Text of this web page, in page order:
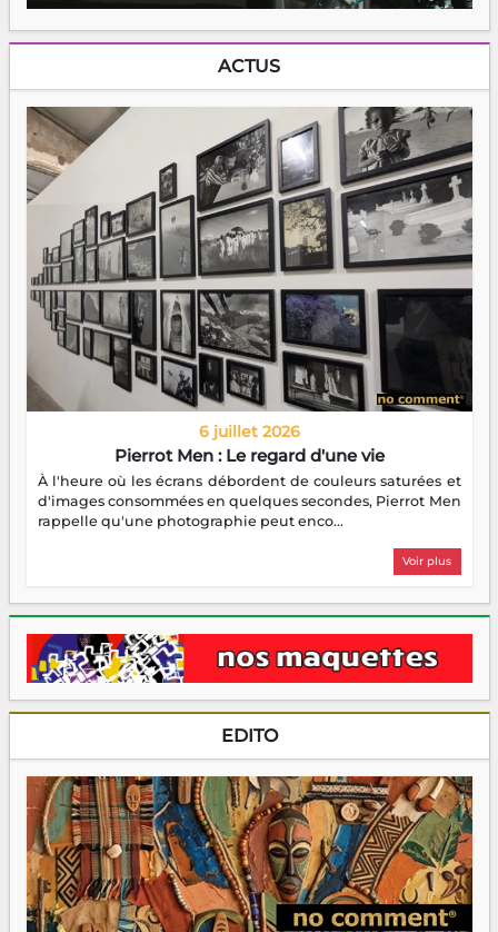
ACTUS
6 juillet 2026
Pierrot Men : Le regard d'une vie
À l'heure où les écrans débordent de couleurs saturées et
d'images consommées en quelques secondes, Pierrot Men
rappelle qu'une photographie peut enco...
Voir plus
EDITO